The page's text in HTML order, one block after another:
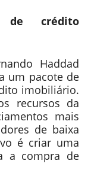
de crédito
Haddad
um pacote de
imobiliário.
recursos da
mais
de baixa
é criar uma
a compra de